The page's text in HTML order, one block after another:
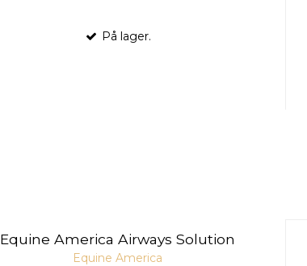
På lager.
Equine America Airways Solution
Equine America